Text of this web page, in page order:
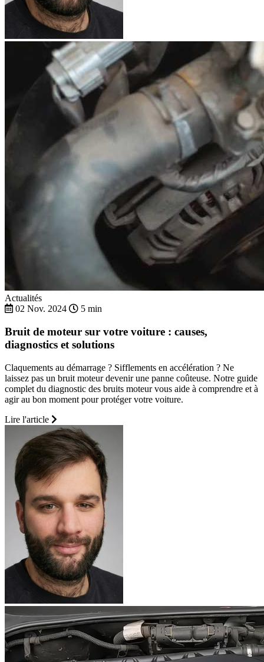
Actualités
02 Nov. 2024
5 min
Bruit de moteur sur votre voiture : causes,
diagnostics et solutions
Claquements au démarrage ? Sifflements en accélération ? Ne
laissez pas un bruit moteur devenir une panne coûteuse. Notre guide
complet du diagnostic des bruits moteur vous aide à comprendre et à
agir au bon moment pour protéger votre voiture.
Lire l'article